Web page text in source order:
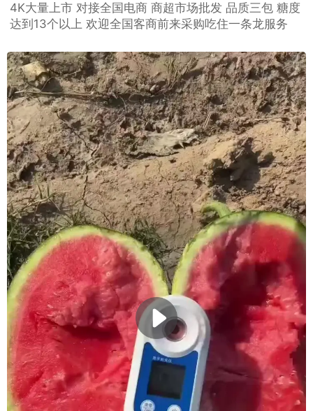
4K大量上市 对接全国电商 商超市场批发 品质三包 糖度
达到13个以上 欢迎全国客商前来采购吃住一条龙服务